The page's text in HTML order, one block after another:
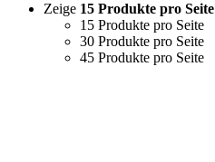
Zeige 15 Produkte pro Seite
15 Produkte pro Seite
30 Produkte pro Seite
45 Produkte pro Seite